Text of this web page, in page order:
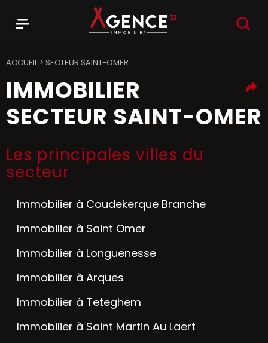
ACCUEIL> SECTEUR SAINT-OMER
IMMOBILIER
SECTEUR SAINT-OMER
Les principales villes du
secteur
Immobilier à Coudekerque Branche
Immobilier à Saint Omer
Immobilier à Longuenesse
Immobilier à Arques
Immobilier à Teteghem
Immobilier à Saint Martin Au Laert